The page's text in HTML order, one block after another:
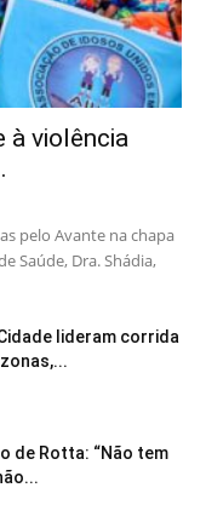
à violência
pelo Avante na chapa
Saúde, Dra. Shádia,
lideram corrida
de Rotta: “Não tem